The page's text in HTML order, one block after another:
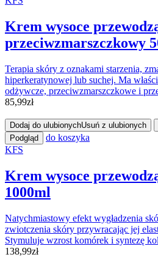
Krem wysoce
przeciwzmarszczkowy
Terapia skóry z oznakami starzenia,
hiperkeratynowej lub suchej. Ma
odżywcze, przeciwzmarszczkowe i
85,99zł
Dodaj do ulubionychUsuń z ulubionych
Podgląd
do koszyka
KFS
Krem wysoce
1000ml
Natychmiastowy efekt wygładzenia
zwiotczenia skóry przywracając jej
Stymuluje wzrost komórek i syntezę
138,99zł